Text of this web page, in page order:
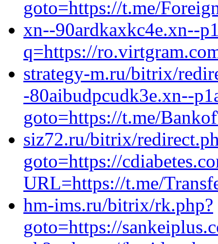
goto=https://t.me/
xn--90ardkaxkc4e.xn--
q=https://
strategy-m.ru/bitrix/
-80aibudpcudk3e.xn--
goto=https://t.me/
siz72.ru/bitrix/
goto=https://
URL=https://t.me/
hm-ims.ru/bitrix/rk.php?
goto=https://